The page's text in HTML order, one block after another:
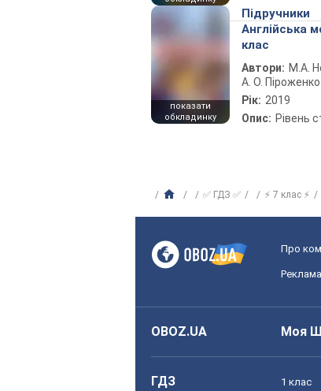
показати
обкладинку
Підручники
Англійська
клас
Автори: М.А.
А. О. Піроженко
Рік: 2019
Опис: Рівень
✅ ГДЗ ✅ ⚡ 7 клас ⚡
Про
OBOZ.UA Моя
ГДЗ 1 клас